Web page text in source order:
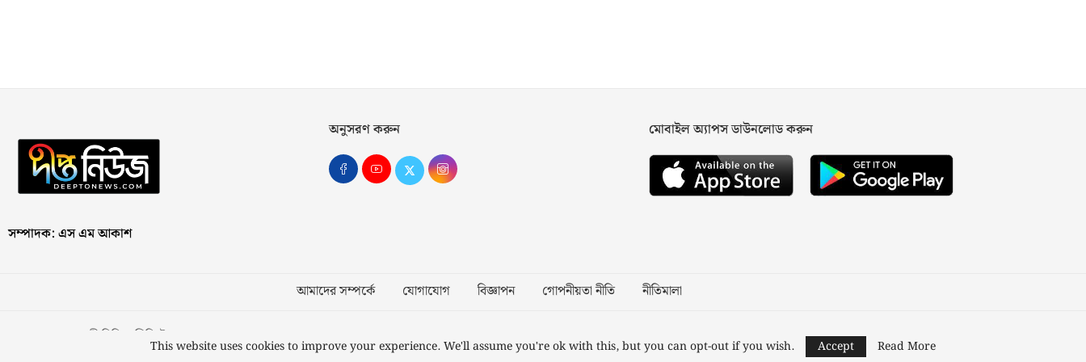
সম্পাদক: এস এম আকাশ
অনুসরণ করুন মোবাইল অ্যাপস ডাউনলোড করুন
আমাদের সম্পর্কে যোগাযোগ বিজ্ঞাপন গোপনীয়তা নীতি নীতিমালা
স্বত্ব © ২০২৩ কাজী মিডিয়া লিমিটেড Designed and Developed byNusratech Pte Ltd.
This website uses cookies to improve your experience. We'll assume you're ok with this, but you can opt-out if you wish. Accept Read More